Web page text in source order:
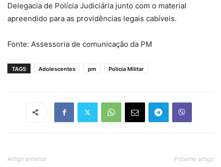
Delegacia de Polícia Judiciária junto com o material
apreendido para as providências legais cabíveis.
Fonte: Assessoria de comunicação da PM
TAGS Adolescentes pm Policia Militar
Artigo anterior Próximo artigo